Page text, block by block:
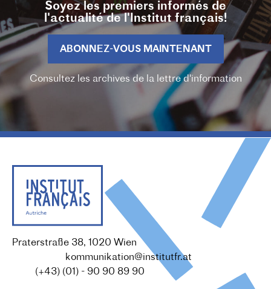
Soyez les premiers informés de
l'actualité de l'Institut français!
ABONNEZ-VOUS MAINTENANT
Consultez les archives de la lettre d'information
Praterstraße 38, 1020 Wien
kommunikation@institutfr.at
(+43) (01) - 90 90 89 90